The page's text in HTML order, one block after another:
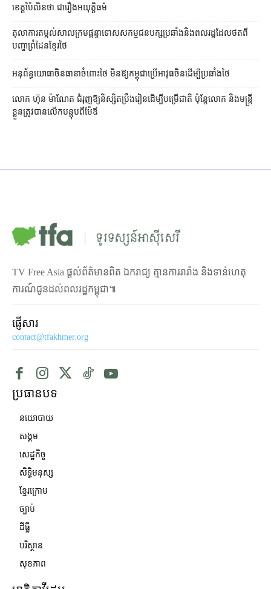
ខេត្ត​ប៉ៃលិន​ថា ជា​រឿង​អយុត្តិធម៌
តុលាការ​តម្កល់​សាលក្រម​ផ្ដន្ទាទោស​សកម្មជន​បក្ស​ប្រឆាំង​និង​ពលរដ្ឋ​ដែល​ថត​ពី​
បញ្ហា​ព្រំដែន​ខ្មែរ​ថៃ
អនុព័ន្ធយោធា​ចិន​ធានា​ចំពោះ​ថៃ មិន​ឱ្យ​កម្ពុជា​ប្រើ​អាវុធ​ចិន​ដើម្បី​ប្រឆាំង​ថៃ ​
លោក ហ៊ុន ម៉ាណែត ជំរុញ​ឱ្យ​និស្សិត​ប្រឹងរៀន​ដើម្បី​បម្រើ​ជាតិ ប៉ុន្តែ​លោក និង​មន្ត្រី​​
ខ្លួន​ត្រូវ​បាន​លើក​បន្តុប​ពី​ម៉ែឪ
TV Free Asia ផ្ដល់ព័ត៌មានពិត ឯករាជ្យ គ្មានការរារាំង និងទាន់ហេតុ
ការណ៍ជូនដល់ពលរដ្ឋកម្ពុជា៕
ផ្ញើសារ
contact@tfakhmer.org
ប្រធានបទ
នយោបាយ
សង្គម
សេដ្ឋកិច្ច
សិទ្ធិមនុស្ស
ខ្មែរក្រោម
ច្បាប់
ដីធ្លី
បរិស្ថាន
សុខភាព